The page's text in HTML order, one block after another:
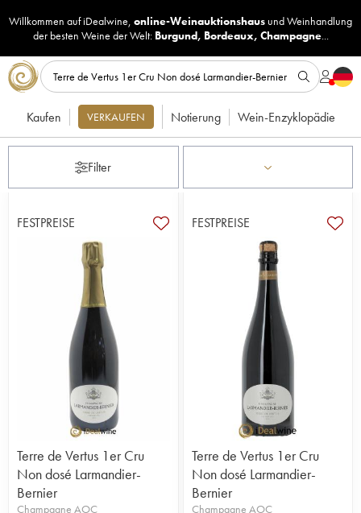
Willkommen auf iDealwine, online-Weinauktionshaus undWeinhandlung
der besten Weine der Welt: Burgund, Bordeaux, Champagne...
Kaufen VERKAUFEN Notierung Wein-Enzyklopädie
Filter
FESTPREISE
Terre de Vertus 1er Cru
Non dosé Larmandier-
Bernier
Champagne AOC
FESTPREISE
Terre de Vertus 1er Cru
Non dosé Larmandier-
Bernier
Champagne AOC